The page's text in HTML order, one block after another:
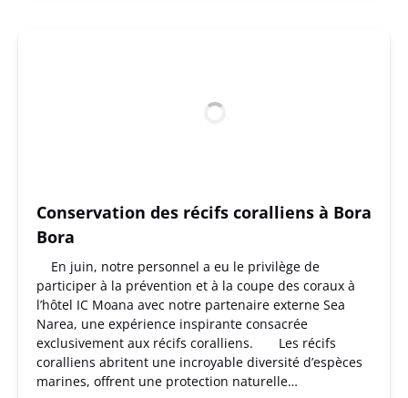
Conservation des récifs coralliens à Bora
Bora
En juin, notre personnel a eu le privilège de
participer à la prévention et à la coupe des coraux à
l’hôtel IC Moana avec notre partenaire externe Sea
Narea, une expérience inspirante consacrée
exclusivement aux récifs coralliens. Les récifs
coralliens abritent une incroyable diversité d’espèces
marines, offrent une protection naturelle…